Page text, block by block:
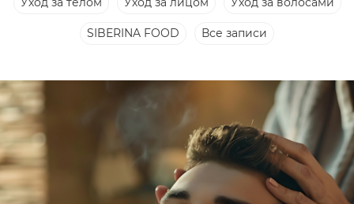
SIBERINA FOOD Все записи